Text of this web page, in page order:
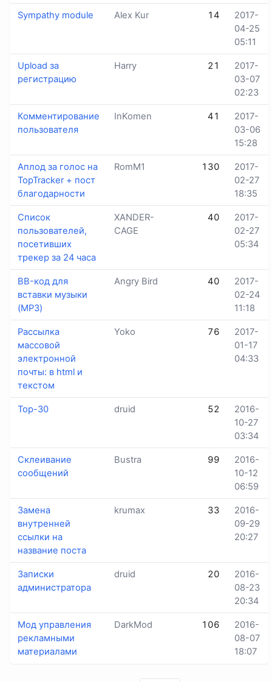
Sympathy module Alex Kur 14
2017-
04-25
05:11
Upload за
регистрацию
Harry 21
2017-
03-07
02:23
Комментирование
пользователя
InKomen 41
2017-
03-06
15:28
Аплод за голос на
TopTracker + пост
благодарности
RomM1 130
2017-
02-27
18:35
Список
пользователей,
посетивших
трекер за 24 часа
XANDER-
CAGE
40
2017-
02-27
05:34
BB-код для
вставки музыки
(MP3)
Angry Bird 40
2017-
02-24
11:18
Рассылка
массовой
электронной
почты: в html и
текстом
Yoko 76
2017-
01-17
04:33
Top-30 druid 52
2016-
10-27
03:34
Склеивание
сообщений
Bustra 99
2016-
10-12
06:59
Замена
внутренней
ссылки на
название поста
krumax 33
2016-
09-29
20:27
Записки
администратора
druid 20
2016-
08-23
20:34
Мод управления
рекламными
материалами
DarkMod 106
2016-
08-07
18:07